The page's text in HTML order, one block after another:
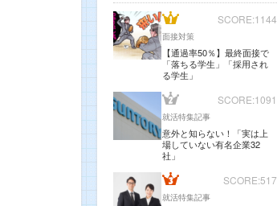
SCORE:1144
面接対策
【通過率50％】最終面接で
「落ちる学生」「採用され
る学生」
SCORE:1091
就活特集記事
意外と知らない！「実は上
場していない有名企業32
社」
SCORE:517
就活特集記事